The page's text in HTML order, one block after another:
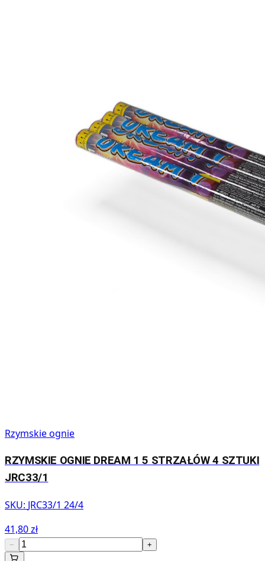
Rzymskie ognie
RZYMSKIE OGNIE DREAM 1 5 STRZAŁÓW 4 SZTUKI
JRC33/1
SKU: JRC33/1 24/4
41,80 zł
− +